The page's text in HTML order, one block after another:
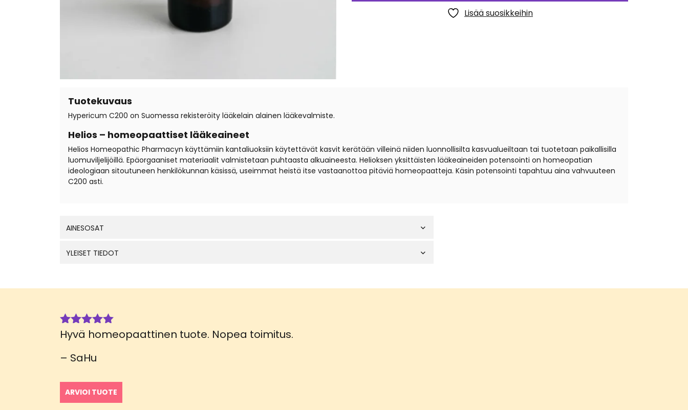
Lisää suosikkeihin
Tuotekuvaus
Hypericum C200 on Suomessa rekisteröity lääkelain alainen lääkevalmiste.
Helios – homeopaattiset lääkeaineet
Helios Homeopathic Pharmacyn käyttämiin kantaliuoksiin käytettävät kasvit kerätään villeinä niiden luonnollisilta kasvualueiltaan tai tuotetaan paikallisilla
luomuviljelijöillä. Epäorgaaniset materiaalit valmistetaan puhtaasta alkuaineesta. Helioksen yksittäisten lääkeaineiden potensointi on homeopatian
ideologiaan sitoutuneen henkilökunnan käsissä, useimmat heistä itse vastaanottoa pitäviä homeopaatteja. Käsin potensointi tapahtuu aina vahvuuteen
C200 asti.
AINESOSAT
YLEISET TIEDOT
Arvostelu
tuotteesta:
/ 5
Hyvä homeopaattinen tuote. Nopea toimitus.
– SaHu
ARVIOI TUOTE